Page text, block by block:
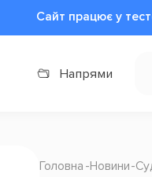
Сайт працює у
Напрями
Головна Новини